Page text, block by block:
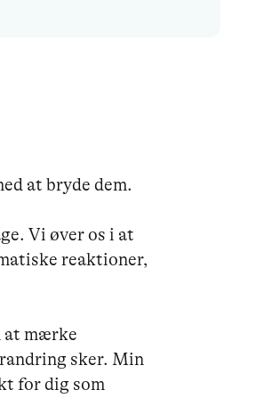
at bryde dem.
Vi øver os i at
reaktioner,
at mærke
sker. Min
for dig som